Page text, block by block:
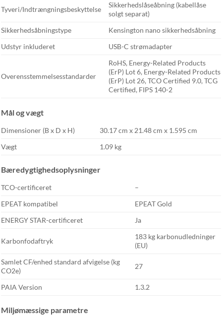
Tyveri/Indtrængningsbeskyttelse
Sikkerhedslåseåbning (kabellåse
solgt separat)
Sikkerhedsåbningstype
Kensington nano sikkerhedsåbning
Udstyr inkluderet
USB-C strømadapter
Overensstemmelsesstandarder
RoHS, Energy-Related Products
(ErP) Lot 6, Energy-Related Products
(ErP) Lot 26, TCO Certified 9.0, TCG
Certified, FIPS 140-2
Mål og vægt
Dimensioner (B x D x H)
30.17 cm x 21.48 cm x 1.595 cm
Vægt
1.09 kg
Bæredygtighedsoplysninger
TCO-certificeret
–
EPEAT kompatibel
EPEAT Gold
ENERGY STAR-certificeret
Ja
Karbonfodaftryk
183 kg karbonudledninger
(EU)
Samlet CF/enhed standard afvigelse (kg
CO2e)
27
PAIA Version 1.3.2
Miljømæssige parametre